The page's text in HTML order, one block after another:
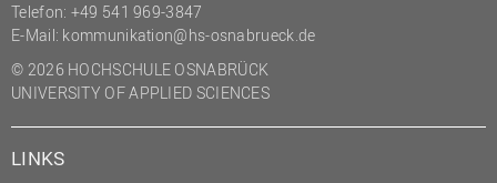
Telefon: +49 541 969-3847
E-Mail: kommunikation@hs-osnabrueck.de
© 2026 HOCHSCHULE OSNABRÜCK
UNIVERSITY OF APPLIED SCIENCES
LINKS